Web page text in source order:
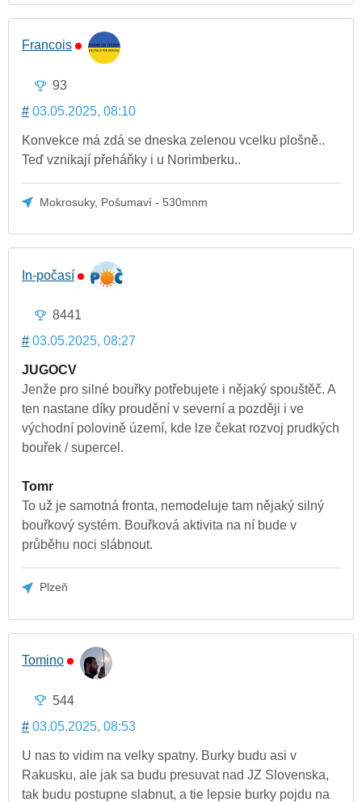
Francois
93
# 03.05.2025, 08:10
Konvekce má zdá se dneska zelenou vcelku plošně..
Teď vznikají přeháňky i u Norimberku..
Mokrosuky, Pošumaví - 530mnm
In-počasí
8441
# 03.05.2025, 08:27
JUGOCV
Jenže pro silné bouřky potřebujete i nějaký spouštěč. A
ten nastane díky proudění v severní a později i ve
východní polovině území, kde lze čekat rozvoj prudkých
bouřek / supercel.
Tomr
To už je samotná fronta, nemodeluje tam nějaký silný
bouřkový systém. Bouřková aktivita na ní bude v
průběhu noci slábnout.
Plzeň
Tomino
544
# 03.05.2025, 08:53
U nas to vidim na velky spatny. Burky budu asi v
Rakusku, ale jak sa budu presuvat nad JZ Slovenska,
tak budu postupne slabnut, a tie lepsie burky pojdu na